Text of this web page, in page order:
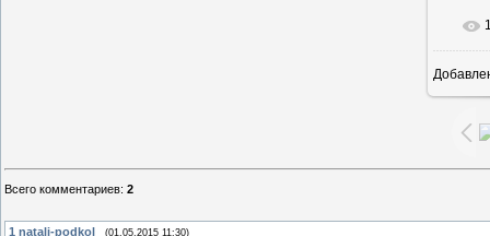
Всего комментариев: 2
1 natali-podkol (01.05.2015 11:30)